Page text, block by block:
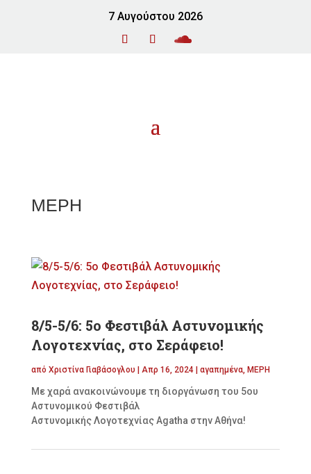
7 Αυγούστου 2026
ΜΕΡΗ
8/5-5/6: 5ο Φεστιβάλ Αστυνομικής
Λογοτεχνίας, στο Σεράφειο!
από Χριστίνα Γιαβάσογλου Απρ 16, 2024| αγαπημένα, ΜΕΡΗ
Με χαρά ανακοινώνουμε τη διοργάνωση του 5ου
Αστυνομικού Φεστιβάλ
Αστυνομικής Λογοτεχνίας Agatha στην Αθήνα!